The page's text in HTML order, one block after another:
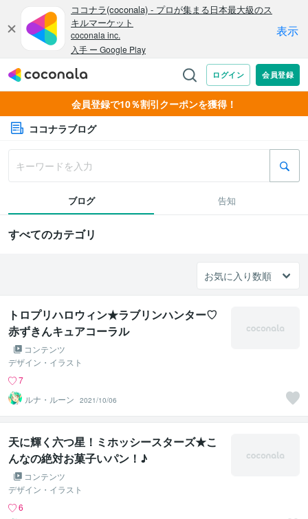
会員登録で10％割引クーポンを獲得！
ココナラブログ
ブログ 告知
すべてのカテゴリ
トロプリハロウィン★ラブリンハンター♡
赤ずきんキュアコーラル
コンテンツ
デザイン・イラスト
7
ルナ・ルーン
2021/10/06
天に輝く六つ星！ミホッシースターズ★こ
んなの絶対お菓子いパン！♪
コンテンツ
デザイン・イラスト
6